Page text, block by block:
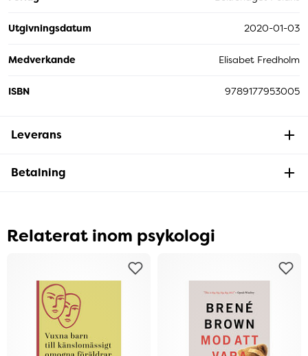
Utgivningsdatum 2020-01-03
Medverkande Elisabet Fredholm
ISBN 9789177953005
Leverans
Betalning
Relaterat inom psykologi